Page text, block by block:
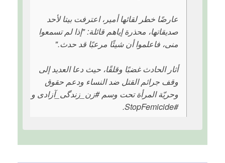
عارضًا خطر لقائها أمیر، اعترفت بیتا لأحد
صدیقاتها، محذرة إیاهم قائلة: "إذا لم تسمعوا
منی، فاعلموا أن شیئًا مرعبًا قد حدث."
أثار الحادث غضبًا وقلقًا، حیث دعا العديد إلى
وقف جرائم القتل ضد النساء ودعم حقوق
وحریّة المرأة تحت وسم #زن_زندگی_آزادی و
#StopFemicide.